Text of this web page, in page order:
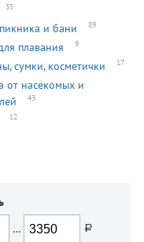
35
и бани 89
плавания 9
сумки, косметички 17
от насекомых и
43
12
…
руб.